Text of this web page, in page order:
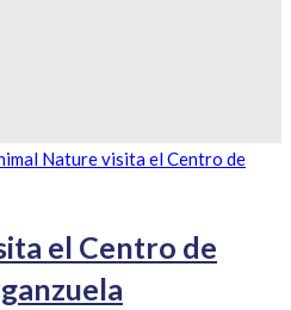
el Centro de